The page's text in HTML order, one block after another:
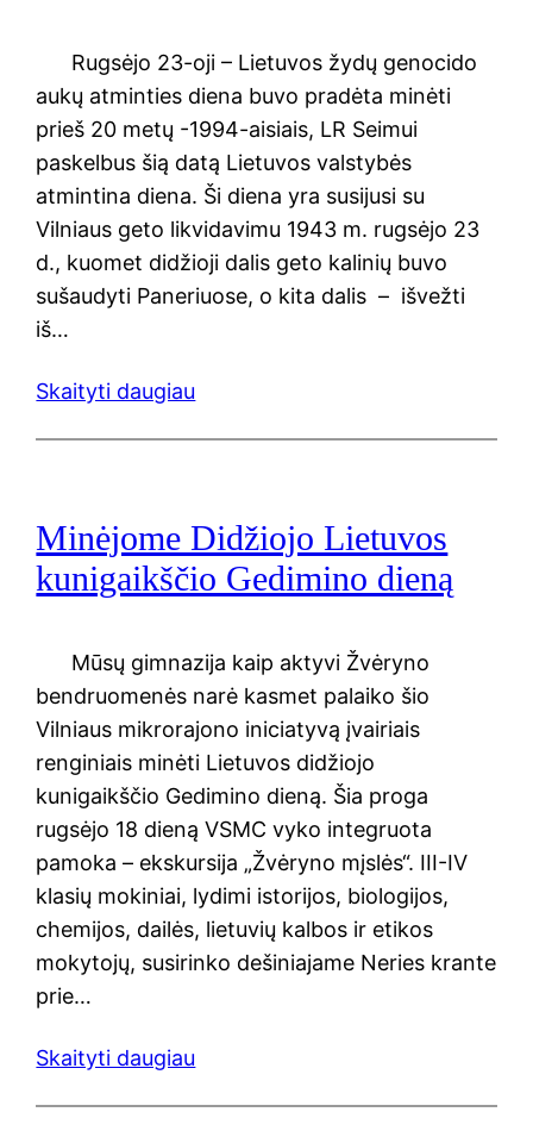
Rugsėjo 23-oji – Lietuvos žydų genocido
aukų atminties diena buvo pradėta minėti
prieš 20 metų -1994-aisiais, LR Seimui
paskelbus šią datą Lietuvos valstybės
atmintina diena. Ši diena yra susijusi su
Vilniaus geto likvidavimu 1943 m. rugsėjo 23
d., kuomet didžioji dalis geto kalinių buvo
sušaudyti Paneriuose, o kita dalis – išvežti
iš…
Skaityti daugiau
Minėjome Didžiojo Lietuvos
kunigaikščio Gedimino dieną
Mūsų gimnazija kaip aktyvi Žvėryno
bendruomenės narė kasmet palaiko šio
Vilniaus mikrorajono iniciatyvą įvairiais
renginiais minėti Lietuvos didžiojo
kunigaikščio Gedimino dieną. Šia proga
rugsėjo 18 dieną VSMC vyko integruota
pamoka – ekskursija „Žvėryno mįslės“. III-IV
klasių mokiniai, lydimi istorijos, biologijos,
chemijos, dailės, lietuvių kalbos ir etikos
mokytojų, susirinko dešiniajame Neries krante
prie…
Skaityti daugiau